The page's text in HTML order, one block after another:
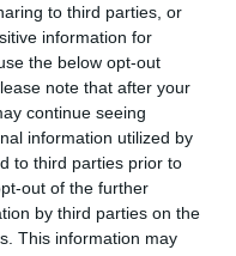
to third parties, or
information for
the below opt-out
note that after your
continue seeing
information utilized by
to third parties prior to
out of the further
by third parties on the
This information may
ή ίδιο σεβασμό
με τους οποίους
αφορούν
τις τιμές παρά
αξία τους.